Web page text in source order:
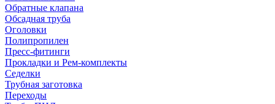
Обратные клапана
Обсадная труба
Оголовки
Полипропилен
Пресс-фитинги
Прокладки и Рем-комплекты
Седелки
Трубная заготовка
Переходы